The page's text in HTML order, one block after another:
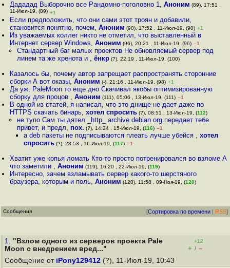
Дададад Выборочно все Рандомно-поголовно 1,Аноним (89), 17:51 ,
11-Июл-19, (89) +1
Если предположить, что они сами этот троян и добавили,
становится понятно, почем,Аноним (90), 17:52 , 11-Июл-19, (90) +1
Из уважаемых коллег никто не отметил, что выставленный в
Интернет сервер Windows,Аноним (96), 20:21 , 11-Июл-19, (96) –1
Стандартный баг малых проектов Не обновляемый сервер под
линем та же хренота и , ёнкр(?), 22:19 , 11-Июл-19, (100)
Казалось бы, почему автор запрещает распространять сторонние
сборки А вот оказы,Аноним (-), 21:16 , 11-Июл-19, (98) +1
Да уж, PaleMoon то еще дно Скачивал якобы оптимизированную
сборку для процов ,Аноним (111), 05:06 , 13-Июл-19, (111) –1
В одной из статей, я написал, что это днище не дает даже по
HTTPS скачать бинарь,хотел спросить (?), 08:51 , 13-Июл-19, (112)
не тупо Сам ты дятел _http_ archive debian org передает тебе
привет, и предл, пох. (?), 14:24 , 15-Июл-19, (116) –1
а deb пакеты не подписываются плеать лучше убейся , хотел
спросить(?), 23:53 , 16-Июл-19, (117) –1
Хватит уже копья ломать Кто-то просто потренировался во взломе А
что заметили ,Аноним (119), 16:20 , 22-Июл-19, (119)
Интересно, зачем взламывать сервер какого-то шерстяного
браузера, которым и поль,Аноним (120), 11:58 , 09-Ноя-19, (120)
Сообщения [Сортировка по времени | RSS]
1. "Взлом одного из серверов проекта Pale
Moon с внедрением вред..."
+12
+ / –
Сообщение от iPony129412 (?), 11-Июл-19, 10:43